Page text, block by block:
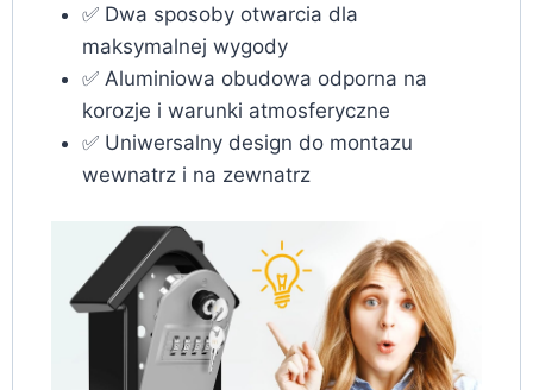
✅ Dwa sposoby otwarcia dla
maksymalnej wygody
✅ Aluminiowa obudowa odporna na
korozje i warunki atmosferyczne
✅ Uniwersalny design do montazu
wewnatrz i na zewnatrz